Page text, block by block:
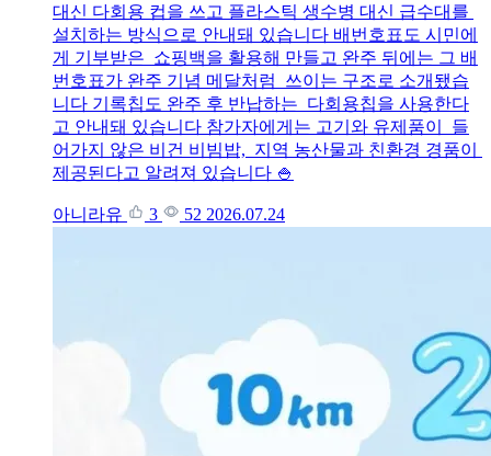
대신 다회용 컵을 쓰고 플라스틱 생수병 대신 급수대를
설치하는 방식으로 안내돼 있습니다 배번호표도 시민에
게 기부받은 쇼핑백을 활용해 만들고 완주 뒤에는 그 배
번호표가 완주 기념 메달처럼 쓰이는 구조로 소개됐습
니다 기록칩도 완주 후 반납하는 다회용칩을 사용한다
고 안내돼 있습니다 참가자에게는 고기와 유제품이 들
어가지 않은 비건 비빔밥, 지역 농산물과 친환경 경품이
제공된다고 알려져 있습니다 🍚
아니라유 3 52 2026.07.24